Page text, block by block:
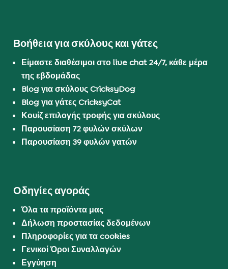
Βοήθεια για σκύλους και γάτες
Είμαστε διαθέσιμοι στο live chat 24/7, κάθε μέρα
της εβδομάδας
Blog για σκύλους CricksyDog
Blog για γάτες CricksyCat
Κουίζ επιλογής τροφής για σκύλους
Παρουσίαση 72 φυλών σκύλων
Παρουσίαση 39 φυλών γατών
Οδηγίες αγοράς
Όλα τα προϊόντα μας
Δήλωση προστασίας δεδομένων
Πληροφορίες για τα cookies
Γενικοί Όροι Συναλλαγών
Εγγύηση